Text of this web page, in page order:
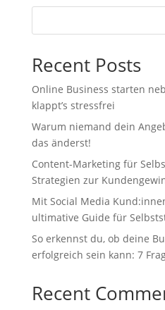
Recent Posts
Online Business starten
klappt’s stressfrei
Warum niemand dein
das änderst!
Content-Marketing für
Strategien zur
Mit Social Media
ultimative Guide für
So erkennst du, ob deine
erfolgreich sein kann: 7
Recent